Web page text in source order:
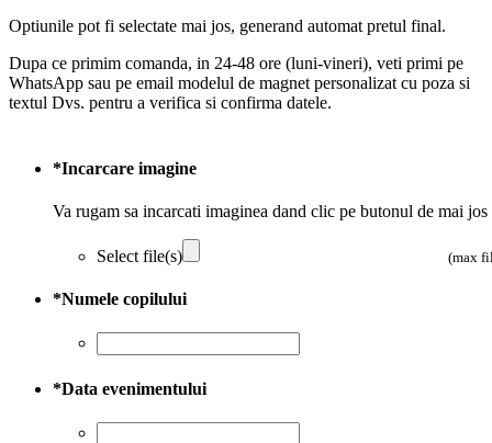
Optiunile pot fi selectate mai jos, generand automat pretul final.
Dupa ce primim comanda, in 24-48 ore (luni-vineri), veti primi pe
WhatsApp sau pe email modelul de magnet personalizat cu poza si
textul Dvs. pentru a verifica si confirma datele.
*Incarcare imagine
Va rugam sa incarcati imaginea dand clic pe butonul de mai jos
Select file(s) (max
*Numele copilului
*Data evenimentului